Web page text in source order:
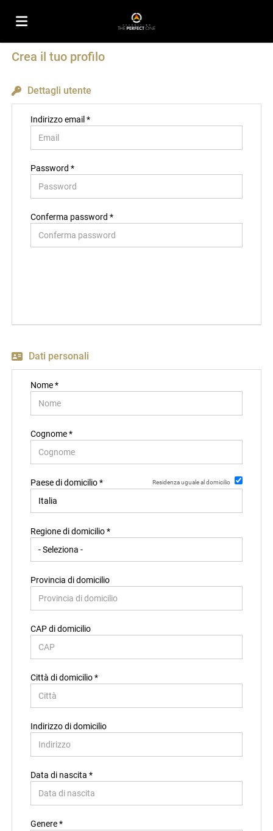
Home
Offerte
di
lavoro
Carica
il
CV
Login
Lingua
IT
DE
ES
PT
Crea il tuo profilo
Dettagli utente
Indirizzo email *
Password *
Conferma password *
Dati personali
Nome *
Cognome *
Paese di domicilio * Residenza uguale al domicilio
Regione di domicilio *
Provincia di domicilio
CAP di domicilio
Città di domicilio *
Indirizzo di domicilio
Paese di residenza *
Data di nascita *
Genere *